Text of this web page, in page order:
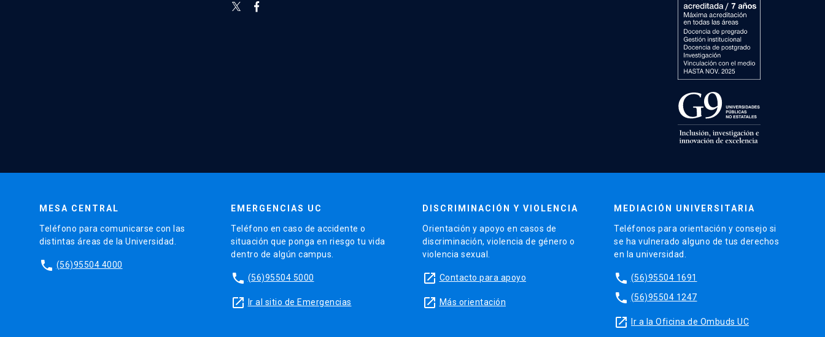
MESA CENTRAL
Teléfono para comunicarse con las
distintas áreas de la Universidad.
phone (56)95504 4000
EMERGENCIAS UC
Teléfono en caso de accidente o
situación que ponga en riesgo tu vida
dentro de algún campus.
phone (56)95504 5000
launch Ir al sitio de Emergencias
DISCRIMINACIÓN Y VIOLENCIA
Orientación y apoyo en casos de
discriminación, violencia de género o
violencia sexual.
launch Contacto para apoyo
launch Más orientación
MEDIACIÓN UNIVERSITARIA
Teléfonos para orientación y consejo si
se ha vulnerado alguno de tus derechos
en la universidad.
phone (56)95504 1691
phone (56)95504 1247
launch Ir a la Oficina de Ombuds UC